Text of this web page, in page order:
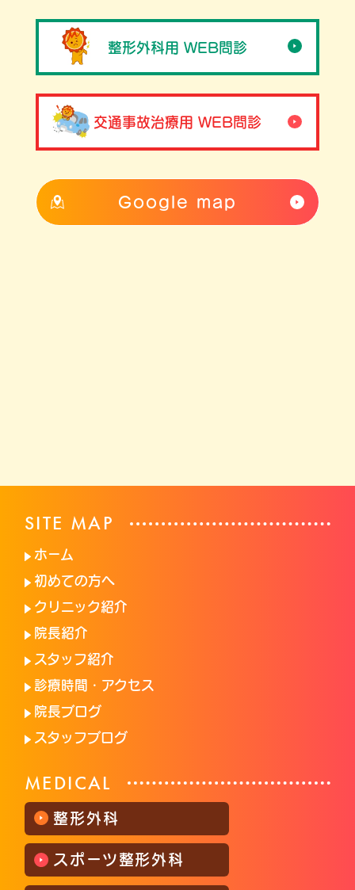
整形外科用 WEB問診
交通事故治療用 WEB問診
Google map
SITE MAP
ホーム
初めての方へ
クリニック紹介
院長紹介
スタッフ紹介
診療時間・アクセス
院長ブログ
スタッフブログ
MEDICAL
整形外科
スポーツ整形外科